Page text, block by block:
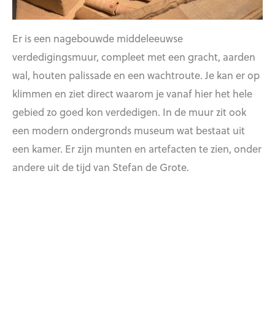
Er is een nagebouwde middeleeuwse
verdedigingsmuur, compleet met een gracht, aarden
wal, houten palissade en een wachtroute. Je kan er op
klimmen en ziet direct waarom je vanaf hier het hele
gebied zo goed kon verdedigen. In de muur zit ook
een modern ondergronds museum wat bestaat uit
een kamer. Er zijn munten en artefacten te zien, onder
andere uit de tijd van Stefan de Grote.